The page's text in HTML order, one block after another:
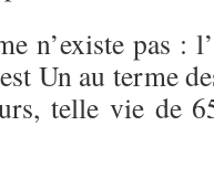
n’existe pas :
Un au terme
telle vie de